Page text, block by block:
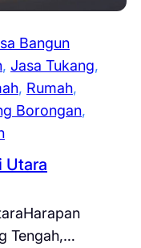
Bangun
, Jasa Tukang
, Rumah
Borongan
Utara
Tengah,…